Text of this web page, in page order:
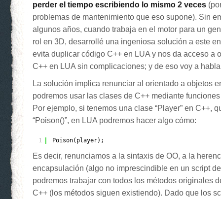
perder el tiempo escribiendo lo mismo 2 veces
problemas de mantenimiento que eso supone). Sin
algunos años, cuando trabaja en el motor para un
rol en 3D, desarrollé una ingeniosa solución a este
evita duplicar código C++ en LUA y nos da acceso a
C++ en LUA sin complicaciones; y de eso voy a
La solución implica renunciar al orientado a objetos
podremos usar las clases de C++ mediante
Por ejemplo, si tenemos una clase “Player” en C++,
“Poison()”, en LUA podremos hacer algo cómo:
1 Poison(player);
Es decir, renunciamos a la sintaxis de OO, a la
encapsulación (algo no imprescindible en un script
podremos trabajar con todos los métodos originales
C++ (los métodos siguen existiendo). Dado que los